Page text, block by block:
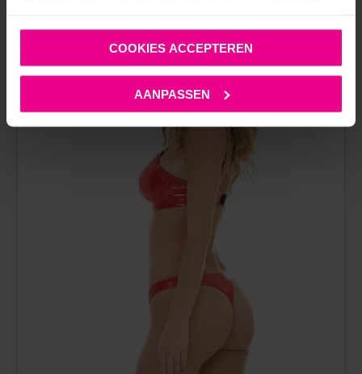
COOKIES ACCEPTEREN
AANPASSEN
ANDERE MENSEN BEKEKEN OOK: